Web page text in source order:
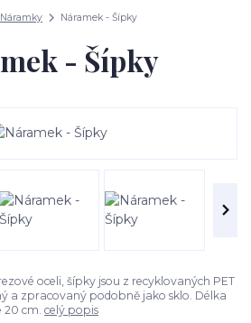
Náramky Náramek - Šípky
- Šípky
oceli, šípky jsou z recyklovaných PET
a zpracovaný podobně jako sklo. Délka
20 cm. celý popis